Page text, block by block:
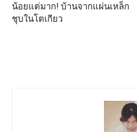
น้อยแต่มาก! บ้านจากแผ่นเหล็ก
ชุบในโตเกียว